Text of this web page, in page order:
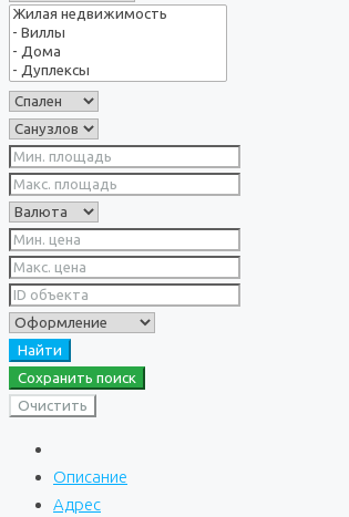
Найти
Сохранить поиск
Очистить
Описание
Адрес